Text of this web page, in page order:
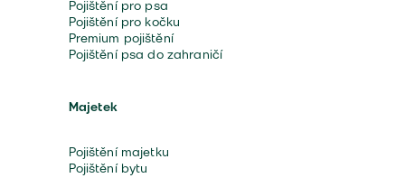
Pojištění pro psa
Pojištění pro kočku
Premium pojištění
Pojištění psa do zahraničí
Majetek
Pojištění majetku
Pojištění bytu